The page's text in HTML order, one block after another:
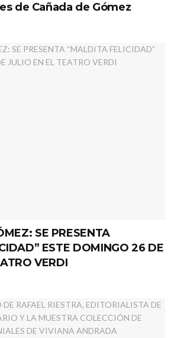
de Cañada de Gómez
SE PRESENTA
ESTE DOMINGO 26 DE
VERDI